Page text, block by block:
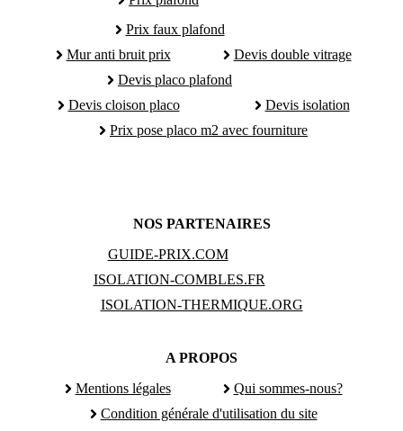
Prix faux plafond
Mur anti bruit prix
Devis double vitrage
Devis placo plafond
Devis cloison placo
Devis isolation
Prix pose placo m2 avec fourniture
NOS PARTENAIRES
GUIDE-PRIX.COM
ISOLATION-COMBLES.FR
ISOLATION-THERMIQUE.ORG
A PROPOS
Mentions légales
Qui sommes-nous?
Condition générale d'utilisation du site